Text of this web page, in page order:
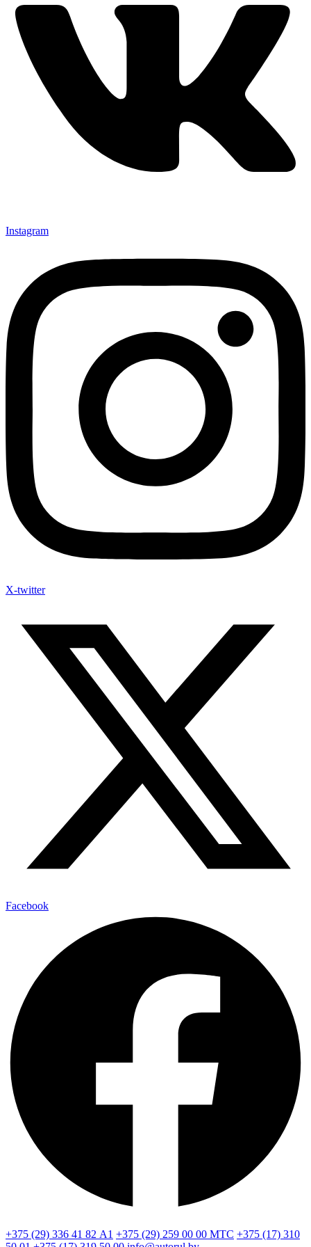
Instagram
X-twitter
Facebook
+375 (29) 336 41 82 А1 +375 (29) 259 00 00 МТС +375 (17) 310